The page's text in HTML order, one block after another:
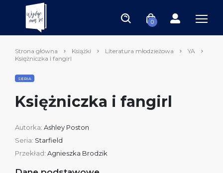
0
Strona główna Książki Literatura młodzieżowa
YA
Księżniczka i fangirl
SERIA
Księżniczka i fangirl
Autorka: Ashley Poston
Seria: Starfield
Przekład: Agnieszka Brodzik